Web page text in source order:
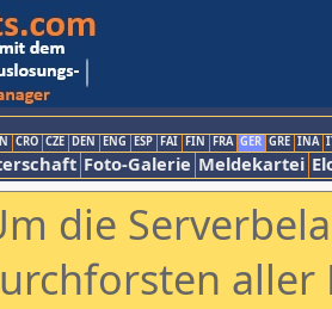
CRO CZE DEN ENG ESP FAI FIN FRA GER GRE INA
Foto-Galerie Meldekartei
die
aller